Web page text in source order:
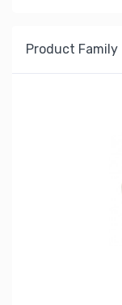
Product Family